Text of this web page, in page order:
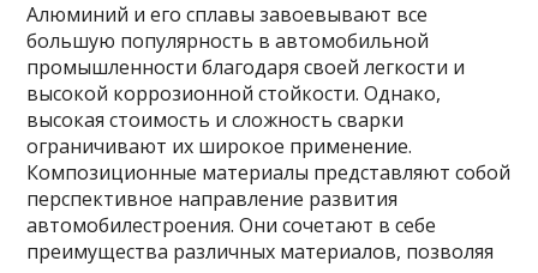
Алюминий и его сплавы завоевывают все
большую популярность в автомобильной
промышленности благодаря своей легкости и
высокой коррозионной стойкости. Однако,
высокая стоимость и сложность сварки
ограничивают их широкое применение.
Композиционные материалы представляют собой
перспективное направление развития
автомобилестроения. Они сочетают в себе
преимущества различных материалов, позволяя